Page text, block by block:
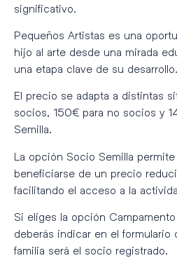
significativo.
Pequeños Artistas es una
hijo al arte desde una mirada
una etapa clave de su desarrollo.
El precio se adapta a distintas
socios, 150€ para no socios y
Semilla.
La opción Socio Semilla
beneficiarse de un precio
facilitando el acceso a la
Si eliges la opción
deberás indicar en el formulario
familia será el socio registrado.